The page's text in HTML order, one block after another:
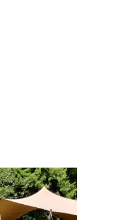
Nieuwsbrief
Doneren